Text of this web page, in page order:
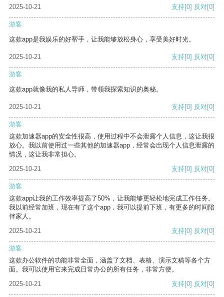
2025-10-21
支持[0] 反对[0]
游客
这款app是我娱乐的好帮手，让我能够放松身心，享受美好时光。
2025-10-21 支持[0] 反对[0]
游客
这款app就像我的私人导师，带领我探索知识的奥秘。
2025-10-21 支持[0] 反对[0]
游客
这款加速器app的安全性很高，使用过程中不会泄露个人信息，这让我很
放心。我以前使用过一些其他的加速器app，经常会出现个人信息泄露的
情况，这让我非常担心。
2025-10-21
支持[0] 反对[0]
游客
这款app让我的工作效率提高了50%，让我能够更轻松地完成工作任务。
我以前经常加班，现在有了这个app，我可以提前下班，有更多的时间陪
伴家人。
2025-10-21
支持[0] 反对[0]
游客
这款办公软件的功能非常全面，涵盖了文档、表格、演示文稿等各个方
面。我可以使用它来完成日常办公的所有任务，非常方便。
2025-10-21
支持[0] 反对[0]